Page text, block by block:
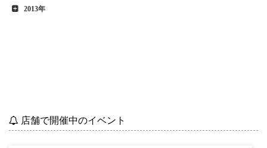
2013年
店舗で開催中のイベント